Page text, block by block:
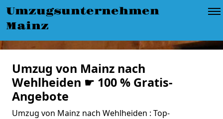
Umzugsunternehmen
Mainz
Umzug von Mainz nach
Wehlheiden ☛ 100 % Gratis-
Angebote
Umzug von Mainz nach Wehlheiden : Top-